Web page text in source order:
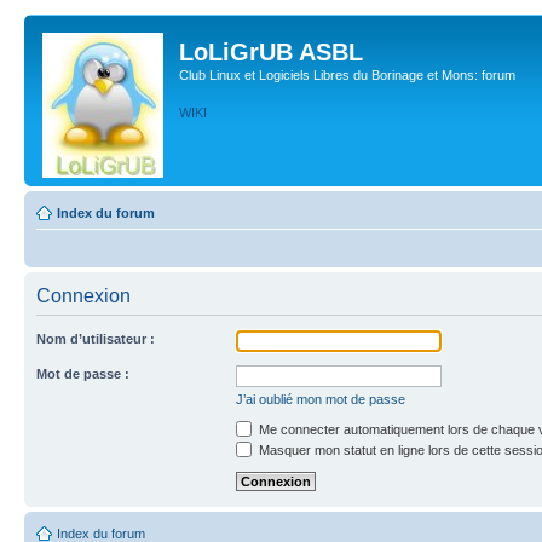
LoLiGrUB ASBL
Club Linux et Logiciels Libres du Borinage et Mons: forum
WIKI
Index du forum
Connexion
Nom d’utilisateur :
Mot de passe :
J’ai oublié mon mot de passe
Me connecter automatiquement lors de chaque
Masquer mon statut en ligne lors de cette
Index du forum